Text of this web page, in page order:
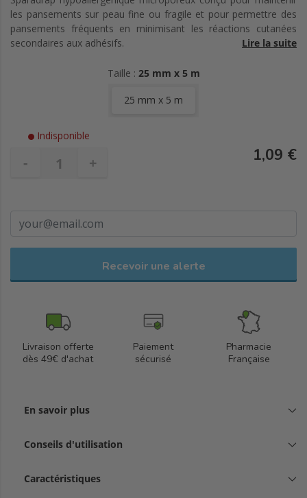
les pansements sur peau fine ou fragile et pour permettre des
pansements fréquents en minimisant les réactions cutanées
secondaires aux adhésifs.
Le sparadrap 3M Micropore bénéficie d'une excellente
Son adhésivité augmente dans le temps et explique sa
Il ne laisse pas de résidus adhésifs et son retrait est
Lire la suite
Taille : 25 mm x 5 m
25 mm x 5 m
Indisponible
- + 1,09 €
Recevoir une alerte
Livraison offerte
dès 49€ d'achat
Paiement
sécurisé
Pharmacie
Française
En savoir plus
Conseils d'utilisation
Caractéristiques